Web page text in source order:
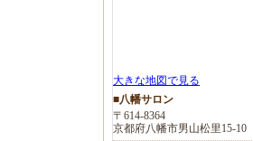
大きな地図で見る
■八幡サロン
〒614-8364
京都府八幡市男山松里15-10